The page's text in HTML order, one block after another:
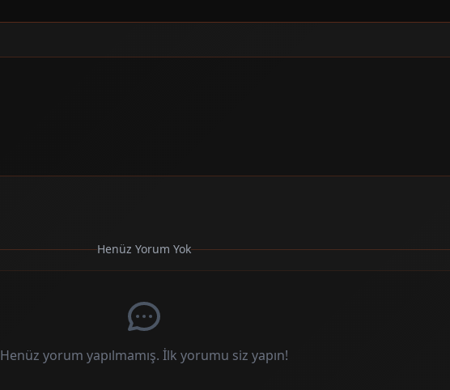
Henüz Yorum Yok
Henüz yorum yapılmamış. İlk yorumu siz yapın!